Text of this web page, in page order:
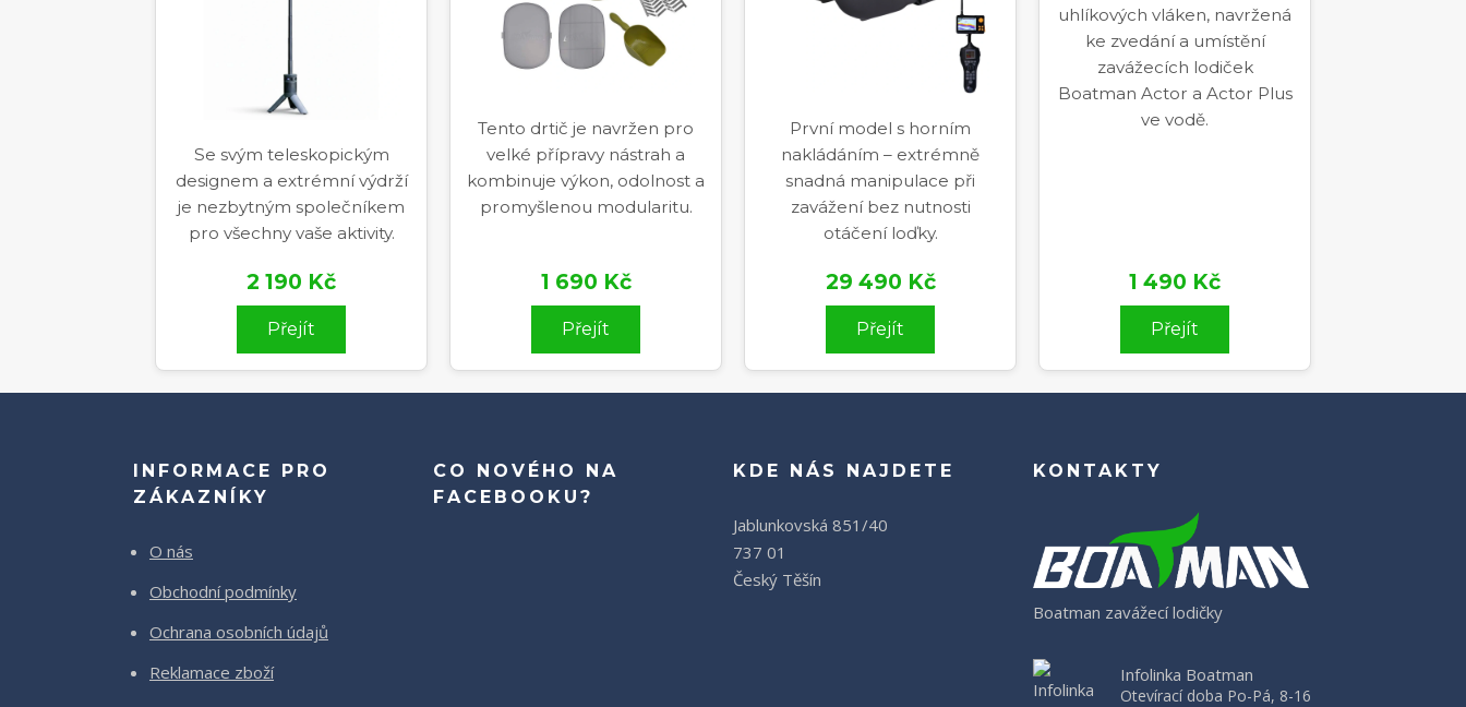
Se svým teleskopickým
designem a extrémní výdrží
je nezbytným společníkem
pro všechny vaše aktivity.
2 190 Kč
Přejít
Tento drtič je navržen pro
velké přípravy nástrah a
kombinuje výkon, odolnost a
promyšlenou modularitu.
1 690 Kč
Přejít
První model s horním
nakládáním – extrémně
snadná manipulace při
zavážení bez nutnosti
otáčení loďky.
29 490 Kč
Přejít
uhlíkových vláken, navržená
ke zvedání a umístění
zavážecích lodiček
Boatman Actor a Actor Plus
ve vodě.
1 490 Kč
Přejít
INFORMACE PRO
ZÁKAZNÍKY
O nás
Obchodní podmínky
Ochrana osobních údajů
Reklamace zboží
CO NOVÉHO NA
FACEBOOKU?
KDE NÁS NAJDETE
Jablunkovská 851/40
737 01
Český Těšín
KONTAKTY
Boatman zavážecí lodičky
Infolinka Boatman
Otevírací doba Po-Pá, 8-16